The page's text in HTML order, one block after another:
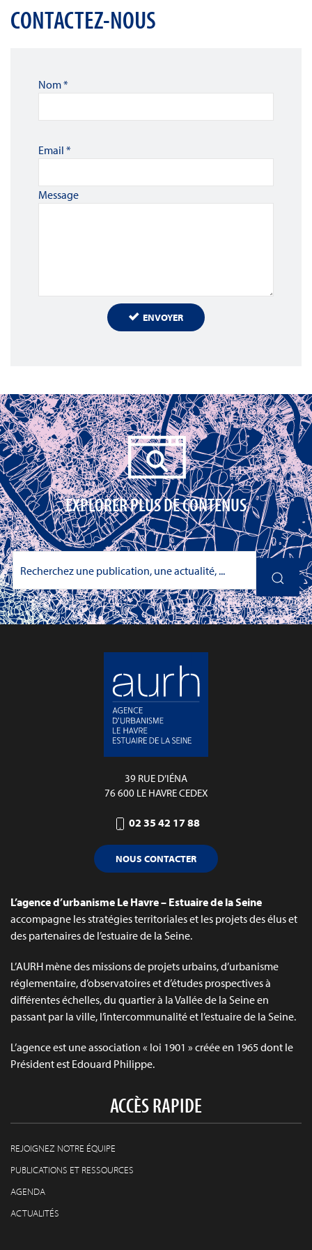
CONTACTEZ-NOUS
Nom*
Email *
Message
ENVOYER
EXPLORER PLUS DE CONTENUS
39 RUE D’IÉNA
76 600 LE HAVRE CEDEX
02 35 42 17 88
NOUS CONTACTER
L’agence d’urbanisme Le Havre – Estuaire de la Seine
accompagne les stratégies territoriales et les projets des élus et
des partenaires de l’estuaire de la Seine.
L’AURH mène des missions de projets urbains, d’urbanisme
réglementaire, d’observatoires et d’études prospectives à
différentes échelles, du quartier à la Vallée de la Seine en
passant par la ville, l’intercommunalité et l’estuaire de la Seine.
L’agence est une association « loi 1901 » créée en 1965 dont le
Président est Edouard Philippe.
ACCÈS RAPIDE
REJOIGNEZ NOTRE ÉQUIPE
PUBLICATIONS ET RESSOURCES
AGENDA
ACTUALITÉS